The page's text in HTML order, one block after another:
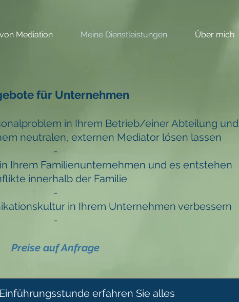
Mediation Meine Dienstleistungen Über mich
für Unternehmen
in Ihrem Betrieb/einer Abteilung und
neutralen, externen Mediator lösen lassen
-
Ihrem Familienunternehmen und es entstehen
innerhalb der Familie
-
in Ihrem Unternehmen verbessern
-
Preise auf Anfrage
erfahren Sie alles